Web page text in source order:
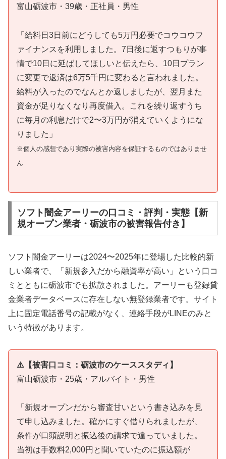
富山砺波市・39歳・正社員・男性
「給料日3日前にどうしても5万円必要でコウコウフ
ァイナンスを利用しました。7日後に返すつもりが事
情で10日に延ばしてほしいと伝えたら、10日プラン
に変更で返済は6万5千円に変わると言われました。
給料が入ったのでなんとか返しましたが、翌月また
資金が足りなくなり再度借入。これを繰り返すうち
に毎月の利息だけで2〜3万円が消えていくようにな
りました」
※個人の感想であり実際の被害内容を保証するものではありませ
ん
ソフト闇金アーリーの口コミ・評判・実態【新
規オープン業者・砺波市の被害報告付き】
ソフト闇金アーリーは2024〜2025年に登場した比較的新
しい業者で、「新規参入だから融資率が高い」という口コ
ミとともに砺波市でも拡散されました。アーリーも登録貸
金業者データベースに存在しない無登録業者です。サイト
上に固定電話番号の記載がなく、連絡手段がLINEのみと
いう特徴があります。
⚠️【被害口コミ：砺波市のケーススタディ】
富山砺波市・25歳・アルバイト・男性
「新規オープンだから審査甘いという書き込みを見
て申し込みました。確かにすぐ借りられましたが、
条件が口頭説明と振込後の請求で違っていました。
当初は手数料2,000円と聞いていたのに振込額が